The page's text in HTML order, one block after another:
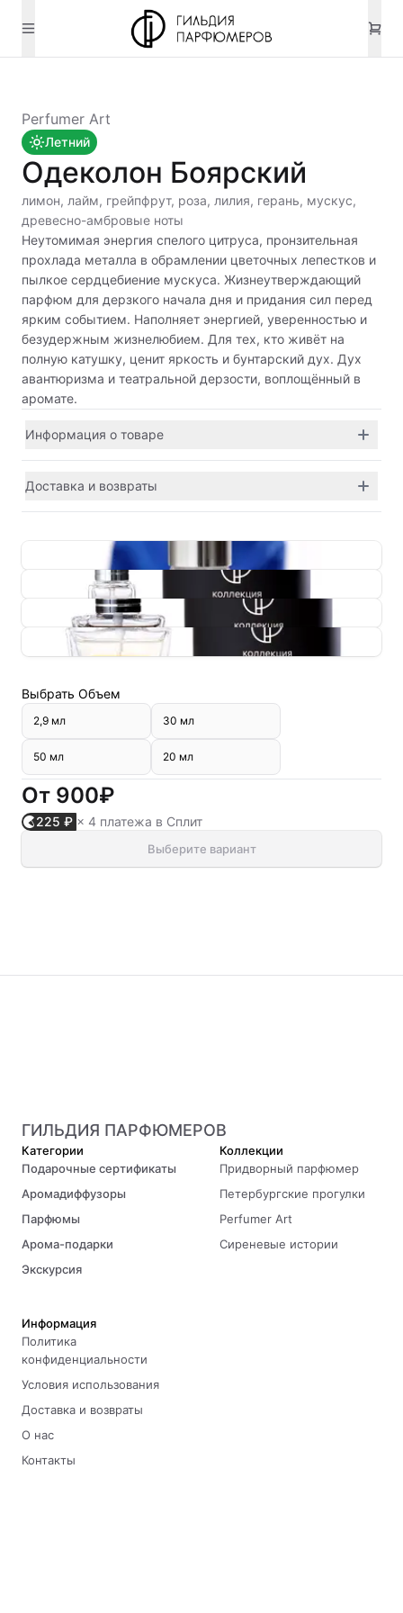
Perfumer Art
Летний
Одеколон Боярский
лимон, лайм, грейпфрут, роза, лилия, герань, мускус,
древесно-амбровые ноты
Неутомимая энергия спелого цитруса, пронзительная
прохлада металла в обрамлении цветочных лепестков и
пылкое сердцебиение мускуса. Жизнеутверждающий
парфюм для дерзкого начала дня и придания сил перед
ярким событием. Наполняет энергией, уверенностью и
безудержным жизнелюбием. Для тех, кто живёт на
полную катушку, ценит яркость и бунтарский дух. Дух
авантюризма и театральной дерзости, воплощённый в
аромате.
Информация о товаре
Доставка и возвраты
Выбрать Объем
2,9 мл 30 мл
50 мл 20 мл
От 900₽
225 ₽ × 4 платежа в Сплит
Выберите вариант
ГИЛЬДИЯ ПАРФЮМЕРОВ
Категории
Подарочные сертификаты
Аромадиффузоры
Парфюмы
Арома-подарки
Экскурсия
Коллекции
Придворный парфюмер
Петербургские прогулки
Perfumer Art
Сиреневые истории
Информация
Политика
конфиденциальности
Условия использования
Доставка и возвраты
О нас
Контакты